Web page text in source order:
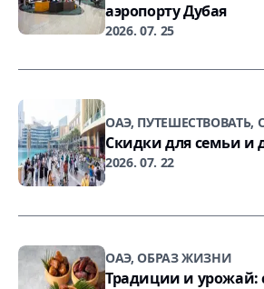
аэропорту Дубая
2026. 07. 25
ОАЭ,
Скидки для семьи и
2026. 07. 22
ОАЭ, ОБРАЗ ЖИЗНИ
Традиции и